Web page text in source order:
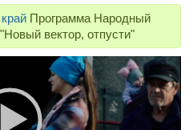
Программа Народный
вектор, отпусти"